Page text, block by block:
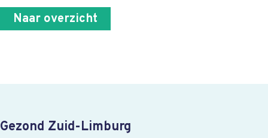
Naar overzicht
Gezond Zuid-Limburg